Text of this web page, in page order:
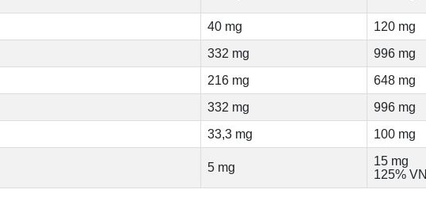
40 mg
120 mg
332 mg
996 mg
216 mg
648 mg
332 mg
996 mg
33,3 mg 100 mg
5 mg
15 mg
125%